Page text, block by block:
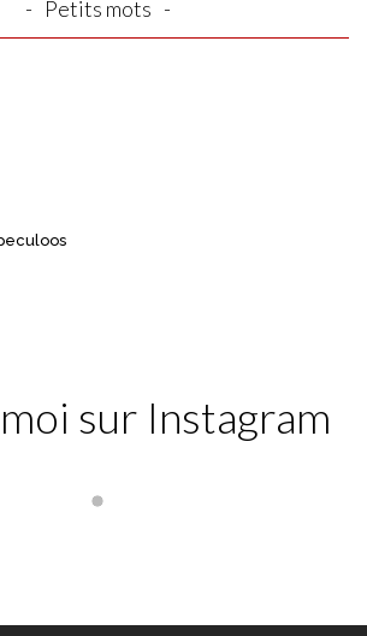
Petits mots
sur Instagram